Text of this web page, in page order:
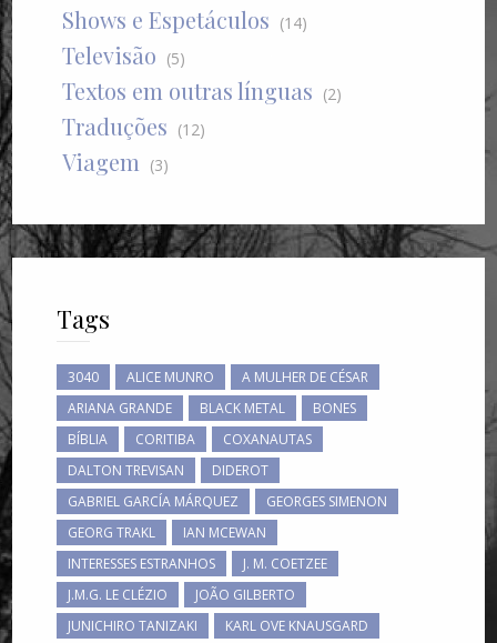
Shows e Espetáculos (14)
Televisão (5)
Textos em outras línguas (2)
Traduções (12)
Viagem (3)
Tags
3040 ALICE MUNRO
A MULHER DE CÉSAR
ARIANA GRANDE
BLACK METAL
BONES
BÍBLIA
CORITIBA
COXANAUTAS
DALTON TREVISAN
DIDEROT
GABRIEL GARCÍA MÁRQUEZ
GEORGES SIMENON
GEORG TRAKL
IAN MCEWAN
INTERESSES ESTRANHOS
J. M. COETZEE
J.M.G. LE CLÉZIO
JOÃO GILBERTO
JUNICHIRO TANIZAKI
KARL OVE KNAUSGARD